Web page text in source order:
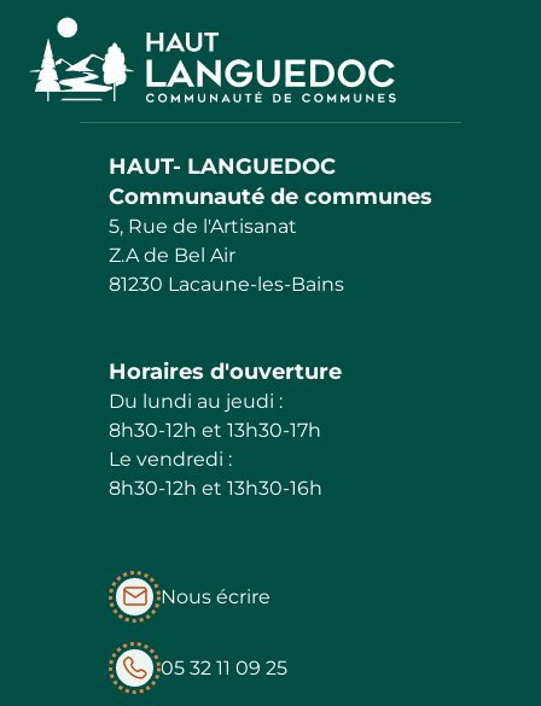
HAUT- LANGUEDOC
Communauté de communes
5, Rue de l'Artisanat
Z.A de Bel Air
81230 Lacaune-les-Bains
Horaires d'ouverture
Du lundi au jeudi :
8h30-12h et 13h30-17h
Le vendredi :
8h30-12h et 13h30-16h
Nous écrire
05 32 11 09 25